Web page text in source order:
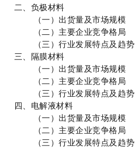
二、负极材料
（一）出货量及市场规模
（二）主要企业竞争格局
（三）行业发展特点及趋势
三、隔膜材料
（一）出货量及市场规模
（二）主要企业竞争格局
（三）行业发展特点及趋势
四、电解液材料
（一）出货量及市场规模
（二）主要企业竞争格局
（三）行业发展特点及趋势